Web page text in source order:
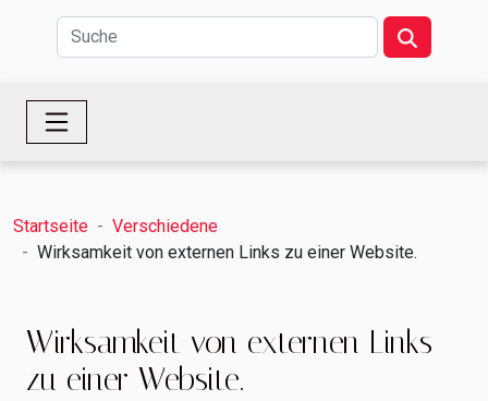
Startseite
Verschiedene
Wirksamkeit von externen Links zu einer Website.
Wirksamkeit von externen Links
zu einer Website.